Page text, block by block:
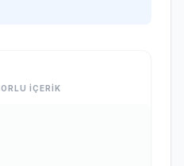
İÇERİK